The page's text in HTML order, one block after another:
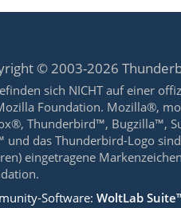
© 2003-2026
sich NICHT auf einer
Foundation. Mozilla®,
Thunderbird™, Bugzilla™,
und das Thunderbird-Logo
eingetragene
Software:WoltLab